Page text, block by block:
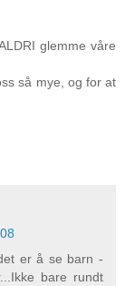
glemme våre
så mye, og for at
er å se barn -
bare rundt